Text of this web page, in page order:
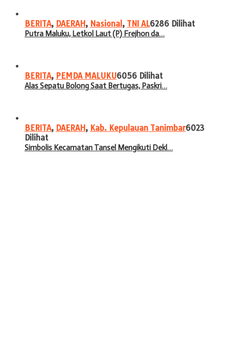
BERITA, DAERAH, Nasional , TNI AL6286 Dilihat
Putra Maluku, Letkol Laut (P) Frejhon da…
BERITA, PEMDA MALUKU6056 Dilihat
Alas Sepatu Bolong Saat Bertugas, Paskri…
BERITA, DAERAH, Kab. Kepulauan Tanimbar6023
Dilihat
Simbolis Kecamatan Tansel Mengikuti Dekl…